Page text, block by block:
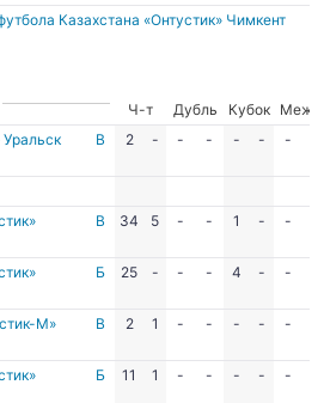
Казахстана «Онтустик» Чимкент
Ч-т Дубль Кубок
Межд.
В 2 - - - - - -
В 34 5 - - 1 - -
Б 25 - - - 4 - -
М»
В 2 1 - - - - -
Б 11 1 - - - - -